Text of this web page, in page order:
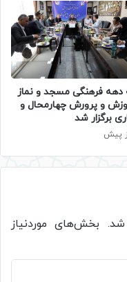
فرهنگی مسجد و نماز
و پرورش چهارمحال و
برگزار شد
شد. بخش‌های موردنیاز